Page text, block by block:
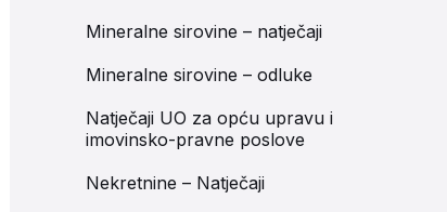
Mineralne sirovine – natječaji
Mineralne sirovine – odluke
Natječaji UO za opću upravu i
imovinsko-pravne poslove
Nekretnine – Natječaji